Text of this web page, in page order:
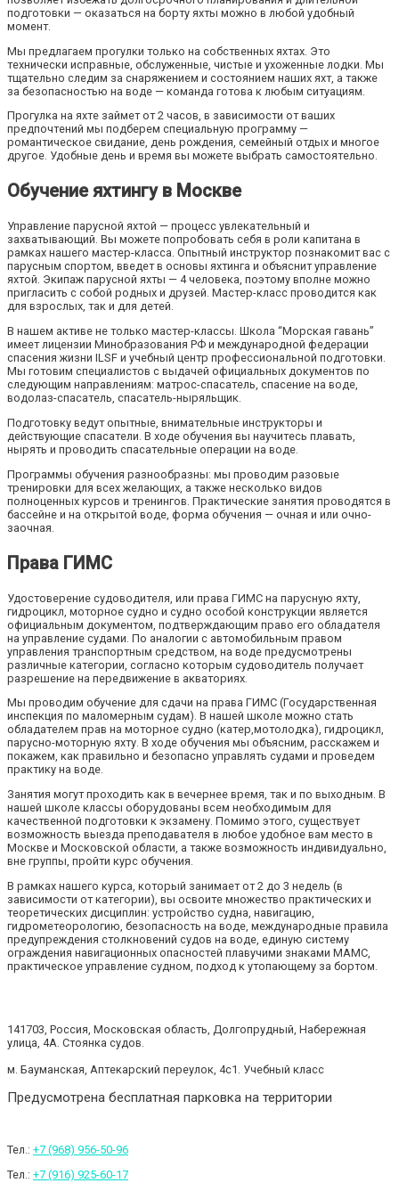
подготовки — оказаться на борту яхты можно в любой удобный
момент.
Мы предлагаем прогулки только на собственных яхтах. Это
технически исправные, обслуженные, чистые и ухоженные лодки. Мы
тщательно следим за снаряжением и состоянием наших яхт, а также
за безопасностью на воде — команда готова к любым ситуациям.
Прогулка на яхте займет от 2 часов, в зависимости от ваших
предпочтений мы подберем специальную программу —
романтическое свидание, день рождения, семейный отдых и многое
другое. Удобные день и время вы можете выбрать самостоятельно.
Обучение яхтингу в Москве
Управление парусной яхтой — процесс увлекательный и
захватывающий. Вы можете попробовать себя в роли капитана в
рамках нашего мастер-класса. Опытный инструктор познакомит вас с
парусным спортом, введет в основы яхтинга и объяснит управление
яхтой. Экипаж парусной яхты — 4 человека, поэтому вполне можно
пригласить с собой родных и друзей. Мастер-класс проводится как
для взрослых, так и для детей.
В нашем активе не только мастер-классы. Школа “Морская гавань”
имеет лицензии Минобразования РФ и международной федерации
спасения жизни ILSF и учебный центр профессиональной подготовки.
Мы готовим специалистов с выдачей официальных документов по
следующим направлениям: матрос-спасатель, спасение на воде,
водолаз-спасатель, спасатель-ныряльщик.
Подготовку ведут опытные, внимательные инструкторы и
действующие спасатели. В ходе обучения вы научитесь плавать,
нырять и проводить спасательные операции на воде.
Программы обучения разнообразны: мы проводим разовые
тренировки для всех желающих, а также несколько видов
полноценных курсов и тренингов. Практические занятия проводятся в
бассейне и на открытой воде, форма обучения — очная и или очно-
заочная.
Права ГИМС
Удостоверение судоводителя, или права ГИМС на парусную яхту,
гидроцикл, моторное судно и судно особой конструкции является
официальным документом, подтверждающим право его обладателя
на управление судами. По аналогии с автомобильным правом
управления транспортным средством, на воде предусмотрены
различные категории, согласно которым судоводитель получает
разрешение на передвижение в акваториях.
Мы проводим обучение для сдачи на права ГИМС (Государственная
инспекция по маломерным судам). В нашей школе можно стать
обладателем прав на моторное судно (катер,мотолодка), гидроцикл,
парусно-моторную яхту. В ходе обучения мы объясним, расскажем и
покажем, как правильно и безопасно управлять судами и проведем
практику на воде.
Занятия могут проходить как в вечернее время, так и по выходным. В
нашей школе классы оборудованы всем необходимым для
качественной подготовки к экзамену. Помимо этого, существует
возможность выезда преподавателя в любое удобное вам место в
Москве и Московской области, а также возможность индивидуально,
вне группы, пройти курс обучения.
В рамках нашего курса, который занимает от 2 до 3 недель (в
зависимости от категории), вы освоите множество практических и
теоретических дисциплин: устройство судна, навигацию,
гидрометеорологию, безопасность на воде, международные правила
предупреждения столкновений судов на воде, единую систему
ограждения навигационных опасностей плавучими знаками МАМС,
практическое управление судном, подход к утопающему за бортом.
141703, Россия, Московская область, Долгопрудный, Набережная
улица, 4А. Стоянка судов.
м. Бауманская, Аптекарский переулок, 4с1. Учебный класс
Предусмотрена бесплатная парковка на территории
Тел.: +7 (968) 956-50-96
Тел.: +7 (916) 925-60-17